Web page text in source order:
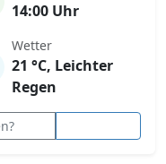
14:00 Uhr
Wetter
21 °C, Leichter
Regen